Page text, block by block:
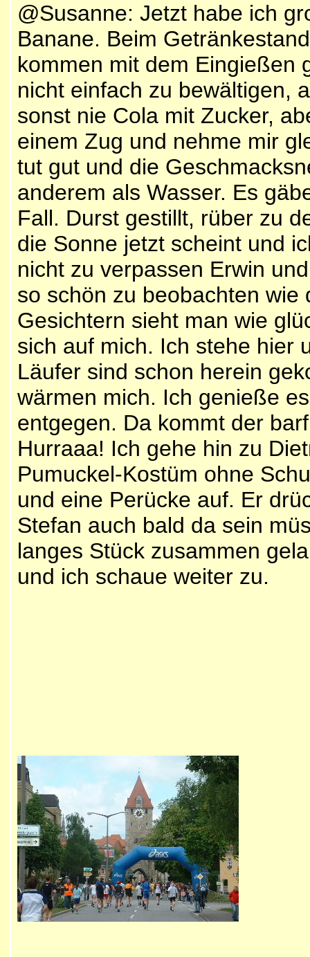
@Susanne: Jetzt habe ich
Banane. Beim
kommen mit dem Eingießen
nicht einfach zu bewältigen,
sonst nie Cola mit Zucker,
einem Zug und nehme mir
tut gut und die
anderem als Wasser. Es
Fall. Durst gestillt, rüber zu
die Sonne jetzt scheint und
nicht zu verpassen Erwin
so schön zu beobachten
Gesichtern sieht man wie
sich auf mich. Ich stehe hier
Läufer sind schon herein
wärmen mich. Ich genieße
entgegen. Da kommt der
Hurraaa! Ich gehe hin zu
Pumuckel-Kostüm ohne
und eine Perücke auf. Er
Stefan auch bald da sein
langes Stück zusammen
und ich schaue weiter zu.